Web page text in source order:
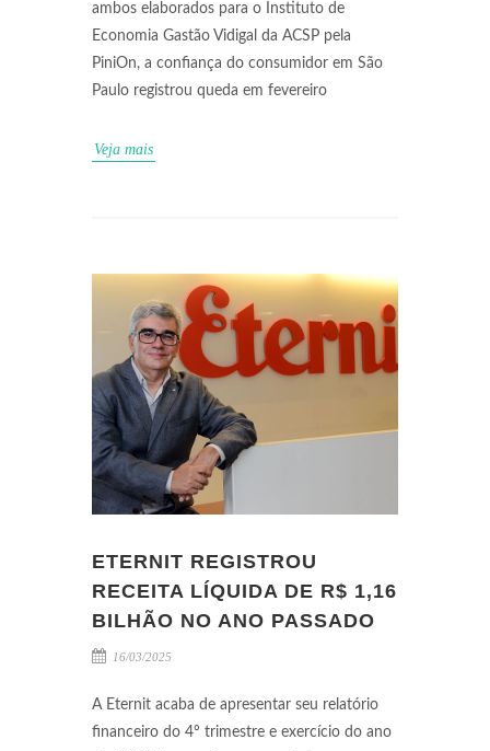
ambos elaborados para o Instituto de
Economia Gastão Vidigal da ACSP pela
PiniOn, a confiança do consumidor em São
Paulo registrou queda em fevereiro
Veja mais
ETERNIT REGISTROU
RECEITA LÍQUIDA DE R$ 1,16
BILHÃO NO ANO PASSADO
16/03/2025
A Eternit acaba de apresentar seu relatório
financeiro do 4º trimestre e exercício do ano